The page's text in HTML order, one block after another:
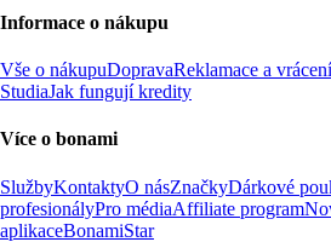
Informace o nákupu
Vše o nákupuDopravaReklamace a vrácení
StudiaJak fungují kredity
Více o bonami
SlužbyKontaktyO násZnačkyDárkové
profesionályPro médiaAffiliate program
aplikaceBonamiStar